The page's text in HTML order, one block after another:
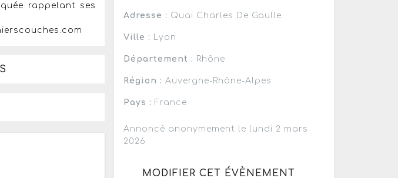
rappelant ses
Adresse : Quai Charles De Gaulle
Ville : Lyon
Département : Rhône
Région : Auvergne-Rhône-Alpes
Pays : France
Annoncé anonymement le lundi 2 mars
2026
MODIFIER CET ÉVÈNEMENT